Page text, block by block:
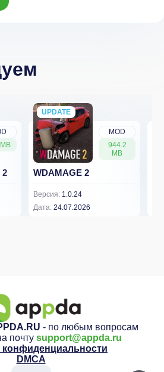
2
MOD
944.2
MB
UPDATE
NEW
WDAMAGE 2
Версия: 1.0.24
Дата: 24.07.2026
- по любым вопросам
почту support@appda.ru
конфиденциальности
DMCA